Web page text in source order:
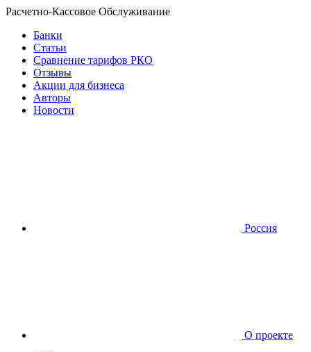
Расчетно-Кассовое Обслуживание
Банки
Статьи
Сравнение тарифов РКО
Отзывы
Акции для бизнеса
Авторы
Новости
Россия
О проекте